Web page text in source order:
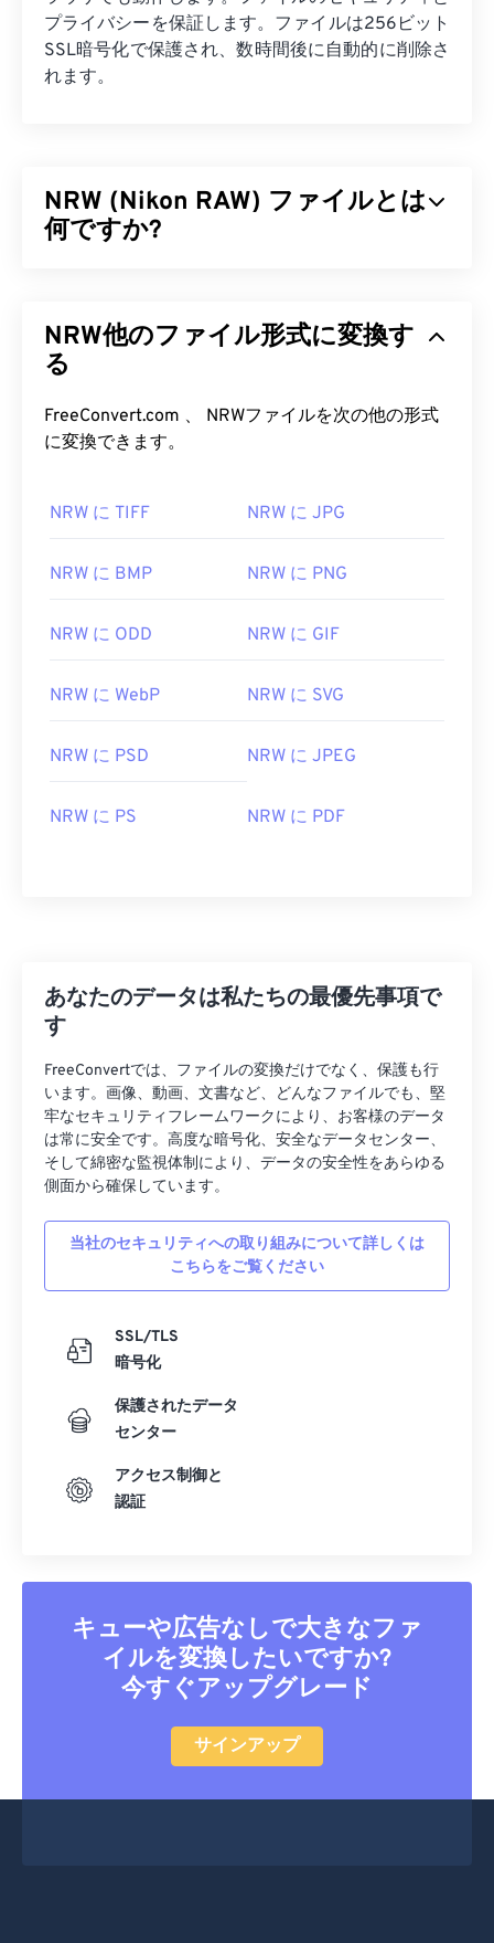
プライバシーを保証します。ファイルは256ビット
SSL暗号化で保護され、数時間後に自動的に削除さ
れます。
NRW (Nikon RAW) ファイルとは
何ですか?
生成されるRAW画像ファイル形式です。ニコンは
2008年から、プロ仕様のカメラで未処理画像を撮
NEF（Nikonの別のRAW形式）と比較して、NRWは
Windows Imaging Component（WIC）
NRW ファイルを開くにはどうす
般的なプログラムです（Nikon Capture NX 2の後継
です）。Microsoft Windowsでは、
Nikon Capture NX-D for Macを ご利用ください。
非常に優れたプログラムで、Capture NX-D
NRWを開くための代替プログラムとしては
スプラットフォーム、無料のdarktableをお試しく
ださい。他に検討すべきプログラムとしては、
Adobe Photoshop Lightroom
、HDR Darkroom 、Zoner Photo Studio などがあ
ります。
開発元：ニコン
初回リリース:2008年8月
NRW他のファイル形式に変換す
る
FreeConvert.com 、 NRWファイルを次の他の形式
に変換できます。
NRW に TIFF NRW に JPG
NRW に BMP NRW に PNG
NRW に ODD NRW に GIF
NRW に WebP NRW に SVG
NRW に PSD NRW に JPEG
NRW に PS NRW に PDF
あなたのデータは私たちの最優先事項で
す
FreeConvertでは、ファイルの変換だけでなく、保護も行
います。画像、動画、文書など、どんなファイルでも、堅
牢なセキュリティフレームワークにより、お客様のデータ
は常に安全です。高度な暗号化、安全なデータセンター、
そして綿密な監視体制により、データの安全性をあらゆる
側面から確保しています。
当社のセキュリティへの取り組みについて詳しくは
こちらをご覧ください
SSL/TLS
暗号化
保護されたデータ
センター
アクセス制御と
認証
キューや広告なしで大きなファ
イルを変換したいですか?
今すぐアップグレード
サインアップ